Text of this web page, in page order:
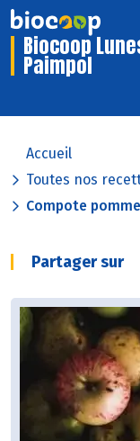
Biocoop
Paimpol
Accueil
Toutes nos
Compote
Partager sur